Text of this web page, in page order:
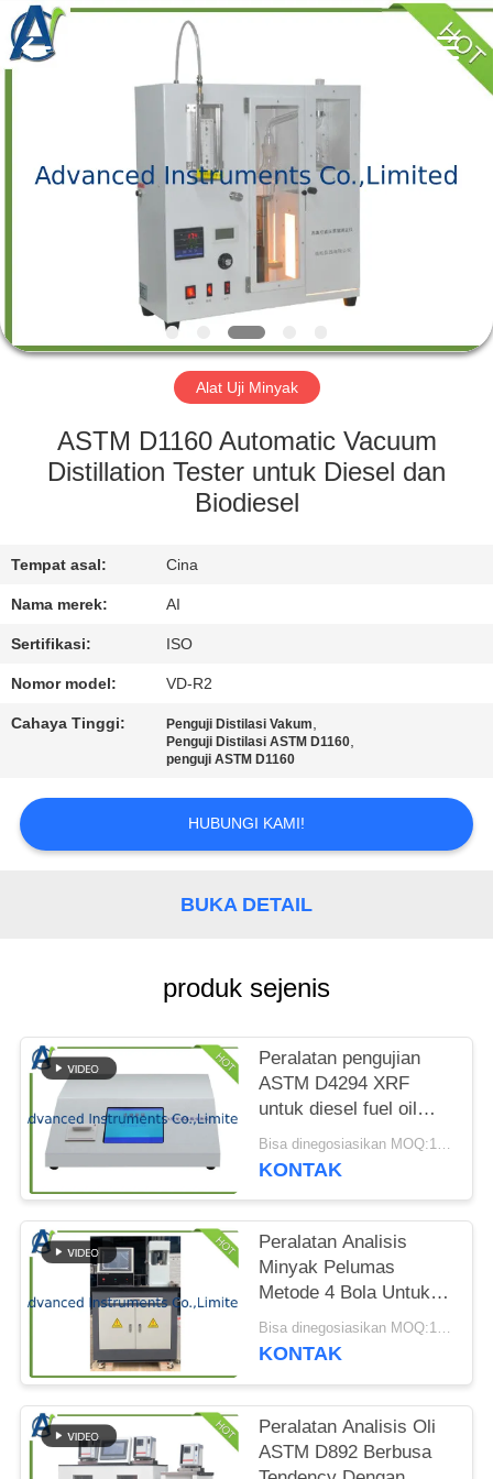
PRODUK
TENTANG
TUR
KONTROL
HUBUNGI
KAMI
BERITA
PERMINTAAN
PENAWARAN
Advanced
Instruments
Co.,Limited.
All
Rights
Alat Uji Minyak
ASTM D1160 Automatic Vacuum
Distillation Tester untuk Diesel dan
Biodiesel
Tempat asal: Cina
Nama merek: AI
Sertifikasi: ISO
Nomor model: VD-R2
Cahaya Tinggi: Penguji Distilasi Vakum,
Penguji Distilasi ASTM D1160,
penguji ASTM D1160
HUBUNGI KAMI!
BUKA DETAIL
produk sejenis
Peralatan pengujian
ASTM D4294 XRF
untuk diesel fuel oil
sulfur content analyzerBisa dinegosiasikan MOQ:1 set XRF Surfur Content Analyzer
KONTAK
Peralatan Analisis
Minyak Pelumas
Metode 4 Bola Untuk
Uji Properti Tekanan
Ekstrim
Bisa dinegosiasikan MOQ:1 set Penguji Properti Tekanan Ekstrim
KONTAK
Peralatan Analisis Oli
ASTM D892 Berbusa